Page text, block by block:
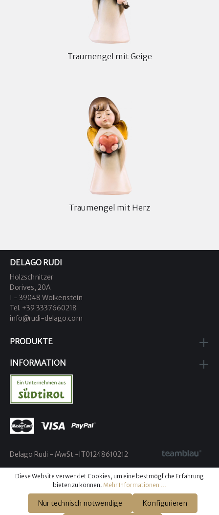
Traumengel mit Geige
Traumengel mit Herz
DELAGO RUDI
Holzschnitzer
Dorives, 20A
I - 39048 Wolkenstein
Tel. +39 3337660218
info@rudi-delago.com
PRODUKTE
INFORMATION
Delago Rudi - MwSt.-IT01248610212
Diese Website verwendet Cookies, um eine bestmögliche Erfahrung
bieten zu können. Mehr Informationen ...
Nur technisch notwendige Konfigurieren